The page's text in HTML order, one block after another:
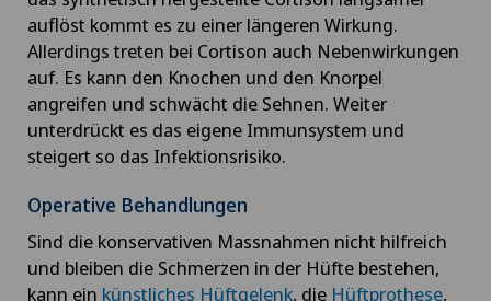
Hämatologie
Hämorrhoiden
Handchirurgie
Hausärztliche Untersuchung
Hepatobiliärchirurgie (Leberchirurgie)
auflöst kommt es zu einer längeren Wirkung.
Allerdings treten bei Cortison auch Nebenwirkungen
auf. Es kann den Knochen und den Knorpel
angreifen und schwächt die Sehnen. Weiter
unterdrückt es das eigene Immunsystem und
steigert so das Infektionsrisiko.
Operative Behandlungen
Sind die konservativen Massnahmen nicht hilfreich
und bleiben die Schmerzen in der Hüfte bestehen,
kann ein künstliches Hüftgelenk, die Hüftprothese,